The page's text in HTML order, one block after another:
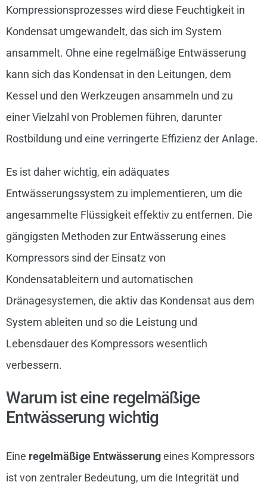
Kompressionsprozesses wird diese Feuchtigkeit in
Kondensat umgewandelt, das sich im System
ansammelt. Ohne eine regelmäßige Entwässerung
kann sich das Kondensat in den Leitungen, dem
Kessel und den Werkzeugen ansammeln und zu
einer Vielzahl von Problemen führen, darunter
Rostbildung und eine verringerte Effizienz der Anlage.
Es ist daher wichtig, ein adäquates
Entwässerungssystem zu implementieren, um die
angesammelte Flüssigkeit effektiv zu entfernen. Die
gängigsten Methoden zur Entwässerung eines
Kompressors sind der Einsatz von
Kondensatableitern und automatischen
Dränagesystemen, die aktiv das Kondensat aus dem
System ableiten und so die Leistung und
Lebensdauer des Kompressors wesentlich
verbessern.
Warum ist eine regelmäßige
Entwässerung wichtig
Eine regelmäßige Entwässerungeines Kompressors
ist von zentraler Bedeutung, um die Integrität und